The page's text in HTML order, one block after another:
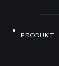
PRODUKT